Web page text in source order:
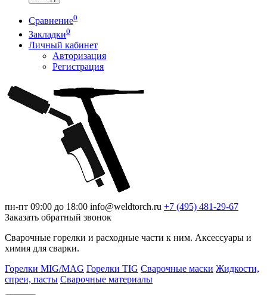
Сравнение0
Закладки0
Личный кабинет
Авторизация
Регистрация
пн-пт 09:00 до 18:00 info@weldtorch.ru +7 (495) 481-29-67
Заказать обратный звонок
Сварочные горелки и расходные части к ним. Аксессуары и
химия для сварки.
Горелки MIG/MAG Горелки TIG Сварочные маски Жидкости,
спреи, пасты Сварочные материалы